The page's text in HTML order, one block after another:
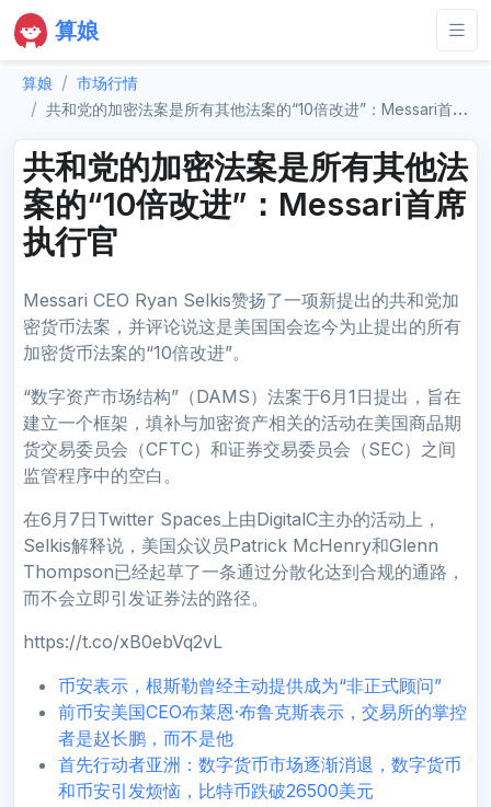
算娘
算娘
市场行情
共和党的加密法案是所有其他法案的“10倍改进”：Messari首席执行官
共和党的加密法案是所有其他法
案的“10倍改进”：Messari首席
执行官
Messari CEO Ryan Selkis赞扬了一项新提出的共和党加
密货币法案，并评论说这是美国国会迄今为止提出的所有
加密货币法案的“10倍改进”。
“数字资产市场结构”（DAMS）法案于6月1日提出，旨在
建立一个框架，填补与加密资产相关的活动在美国商品期
货交易委员会（CFTC）和证券交易委员会（SEC）之间
监管程序中的空白。
在6月7日Twitter Spaces上由DigitalC主办的活动上，
Selkis解释说，美国众议员Patrick McHenry和Glenn
Thompson已经起草了一条通过分散化达到合规的通路，
而不会立即引发证券法的路径。
https://t.co/xB0ebVq2vL
币安表示，根斯勒曾经主动提供成为“非正式顾问”
前币安美国CEO布莱恩·布鲁克斯表示，交易所的掌控
者是赵长鹏，而不是他
首先行动者亚洲：数字货币市场逐渐消退，数字货币
和币安引发烦恼，比特币跌破26500美元